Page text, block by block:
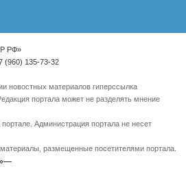
РФ»
(960) 135-73-32
новостных материалов гиперссылка
портала может не разделять мнение
Администрация портала не несет
размещенные посетителями портала.